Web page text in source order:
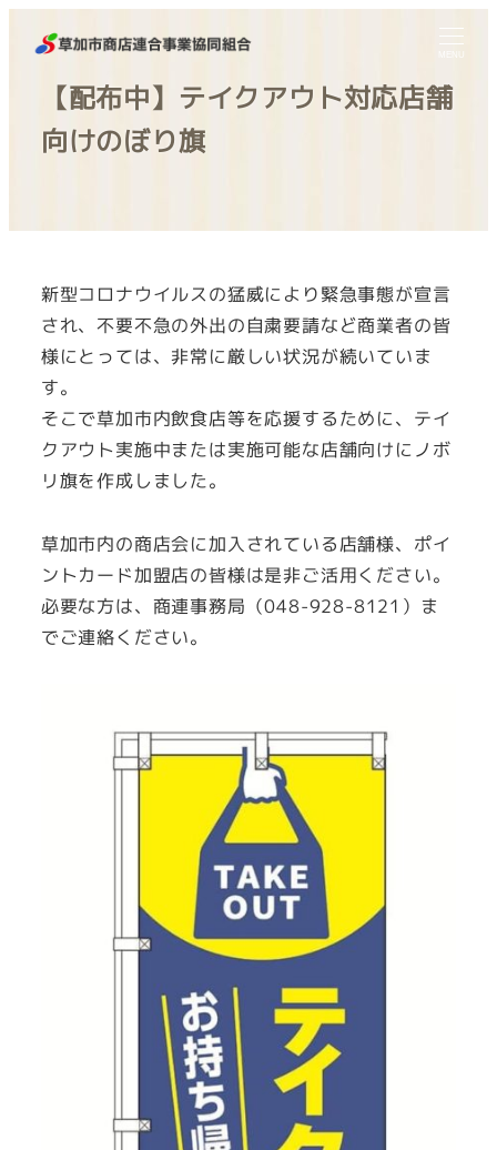
【配布中】テイクアウト対応店舗
向けのぼり旗
新型コロナウイルスの猛威により緊急事態が宣言
され、不要不急の外出の自粛要請など商業者の皆
様にとっては、非常に厳しい状況が続いていま
す。
そこで草加市内飲食店等を応援するために、テイ
クアウト実施中または実施可能な店舗向けにノボ
リ旗を作成しました。
草加市内の商店会に加入されている店舗様、ポイ
ントカード加盟店の皆様は是非ご活用ください。
必要な方は、商連事務局（048-928-8121）ま
でご連絡ください。